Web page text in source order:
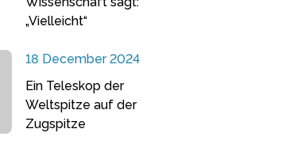
„Vielleicht“
18 December 2024
Ein Teleskop der
Weltspitze auf der
Zugspitze